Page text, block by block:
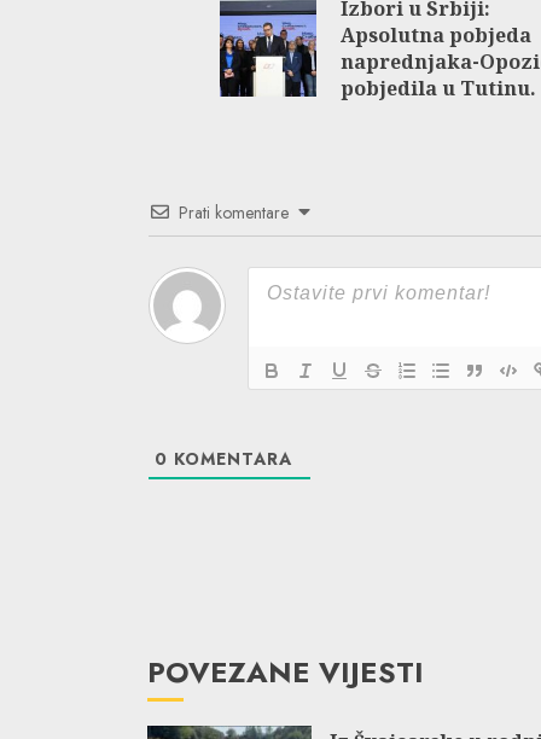
ReadingIzbori u Srbiji:
Apsolutna pobjeda
naprednjaka-
pobjedila u Tutinu.
Prati komentare
0 KOMENTARA
POVEZANE VIJESTI